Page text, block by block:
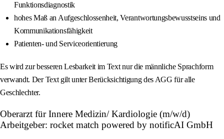
Funktionsdiagnostik
hohes Maß an Aufgeschlossenheit, Verantwortungsbewusstseins und
Kommunikationsfähigkeit
Patienten- und Serviceorientierung
Es wird zur besseren Lesbarkeit im Text nur die männliche Sprachform
verwandt. Der Text gilt unter Berücksichtigung des AGG für alle
Geschlechter.
Oberarzt für Innere Medizin/ Kardiologie (m/w/d)
Arbeitgeber: rocket match powered by notificAI GmbH